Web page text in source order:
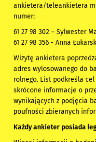
ankietera/teleankietera
numer:
61 27 98 302 – Sylwester
61 27 98 356 - Anna
Wizytę ankietera
adres wylosowanego do
rolnego. List podkreśla
skrócone informacje o
wynikających z podjęcia
poufności zbieranych
Każdy ankieter posiada